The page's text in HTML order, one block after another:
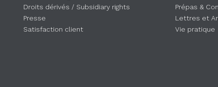
Droits dérivés / Subsidiary rights
Presse
Satisfaction client
Prépas &
Lettres et
Vie pratique